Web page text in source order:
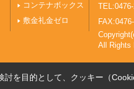
コンテナボックス
敷金礼金ゼロ
All Rights
を目的として、クッキー（